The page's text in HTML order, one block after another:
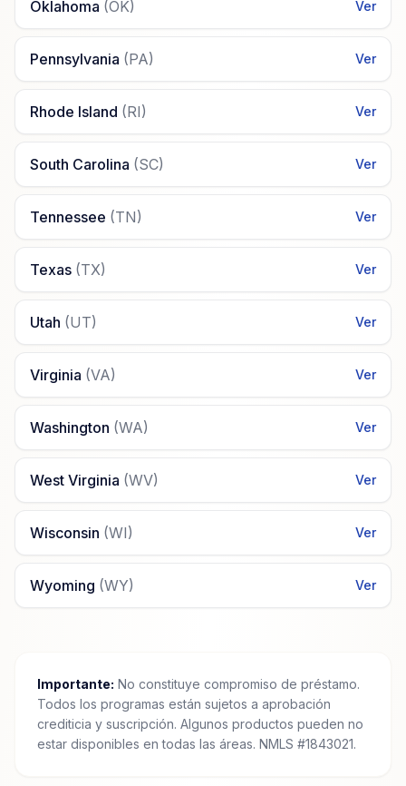
Oklahoma (OK) Ver
Pennsylvania (PA) Ver
Rhode Island (RI) Ver
South Carolina (SC) Ver
Tennessee (TN) Ver
Texas (TX) Ver
Utah (UT) Ver
Virginia (VA) Ver
Washington (WA) Ver
West Virginia (WV) Ver
Wisconsin (WI) Ver
Wyoming (WY) Ver
Importante: No constituye compromiso de préstamo.
Todos los programas están sujetos a aprobación
crediticia y suscripción. Algunos productos pueden no
estar disponibles en todas las áreas. NMLS #1843021.